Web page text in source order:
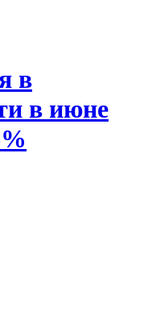
в
в июне